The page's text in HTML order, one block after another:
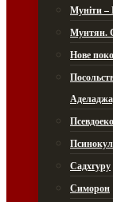
Муніти –
Мунтян.
Нове
Садхгуру
Симорон